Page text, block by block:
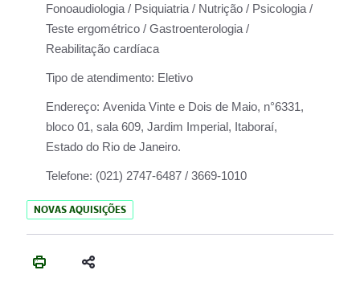
Fonoaudiologia / Psiquiatria / Nutrição / Psicologia /
Teste ergométrico / Gastroenterologia /
Reabilitação cardíaca
Tipo de atendimento: Eletivo
Endereço: Avenida Vinte e Dois de Maio, n°6331,
bloco 01, sala 609, Jardim Imperial, Itaboraí,
Estado do Rio de Janeiro.
Telefone: (021) 2747-6487 / 3669-1010
NOVAS AQUISIÇÕES